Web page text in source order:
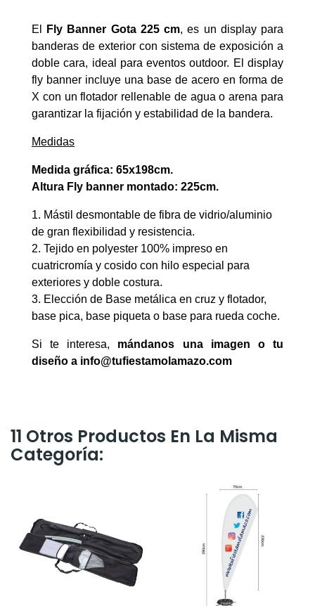
El Fly Banner Gota 225 cm, es un display para
banderas de exterior con sistema de exposición a
doble cara, ideal para eventos outdoor. El display
fly banner incluye una base de acero en forma de
X con un flotador rellenable de agua o arena para
garantizar la fijación y estabilidad de la bandera.
Medidas
Medida gráfica: 65x198cm.
Altura Fly banner montado: 225cm.
1. Mástil desmontable de fibra de vidrio/aluminio
de gran flexibilidad y resistencia.
2. Tejido en polyester 100% impreso en
cuatricromía y cosido con hilo especial para
exteriores y doble costura.
3. Elección de Base metálica en cruz y flotador,
base pica, base piqueta o base para rueda coche.
Si te interesa, mándanos una imagen o tu
diseño a info@tufiestamolamazo.com
11 Otros Productos En La Misma
Categoría: